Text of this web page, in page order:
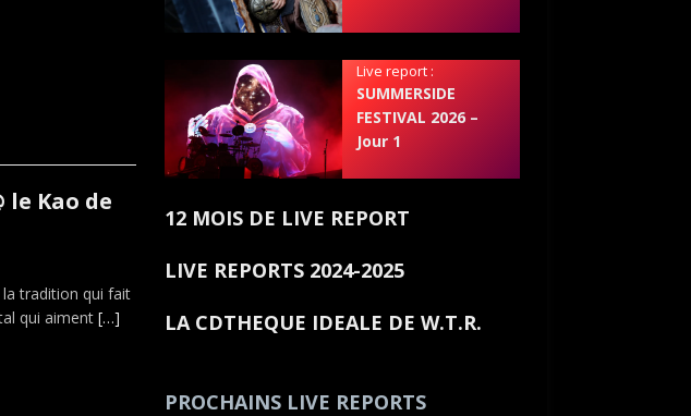
le Kao de
tradition qui fait
qui aiment […]
Live report :
SUMMERSIDE
FESTIVAL 2026 –
Jour 1
12 MOIS DE LIVE REPORT
LIVE REPORTS 2024-2025
LA CDTHEQUE IDEALE DE W.T.R.
PROCHAINS LIVE REPORTS